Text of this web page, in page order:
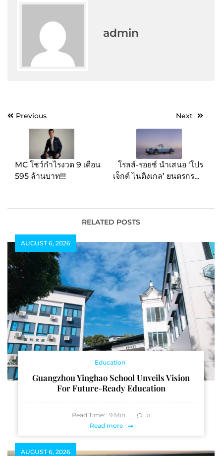
admin
PostPrevious
MC โชว์กำไรงวด 9 เดือน
595 ล้านบาท!!!
Next
โรลส์-รอยซ์ นำเสนอ ‘โปร
เจ็กต์ ไนติงเกล’ ยนตรกรรม
100 คันทั่วโลก
RELATED POSTS
AUGUST 6, 2026
Education
Guangzhou Yinghao School Unveils Vision
For Future-Ready Education
Read Time: 9 Min 0
Read more
AUGUST 6, 2026